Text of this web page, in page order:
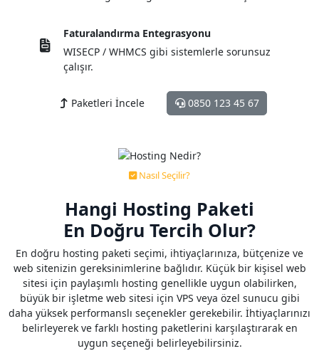
Faturalandırma Entegrasyonu
WISECP / WHMCS gibi sistemlerle sorunsuz
çalışır.
Paketleri İncele 0850 123 45 67
Nasıl Seçilir?
Hangi Hosting Paketi
En Doğru Tercih Olur?
En doğru hosting paketi seçimi, ihtiyaçlarınıza, bütçenize ve
web sitenizin gereksinimlerine bağlıdır. Küçük bir kişisel web
sitesi için paylaşımlı hosting genellikle uygun olabilirken,
büyük bir işletme web sitesi için VPS veya özel sunucu gibi
daha yüksek performanslı seçenekler gerekebilir. İhtiyaçlarınızı
belirleyerek ve farklı hosting paketlerini karşılaştırarak en
uygun seçeneği belirleyebilirsiniz.